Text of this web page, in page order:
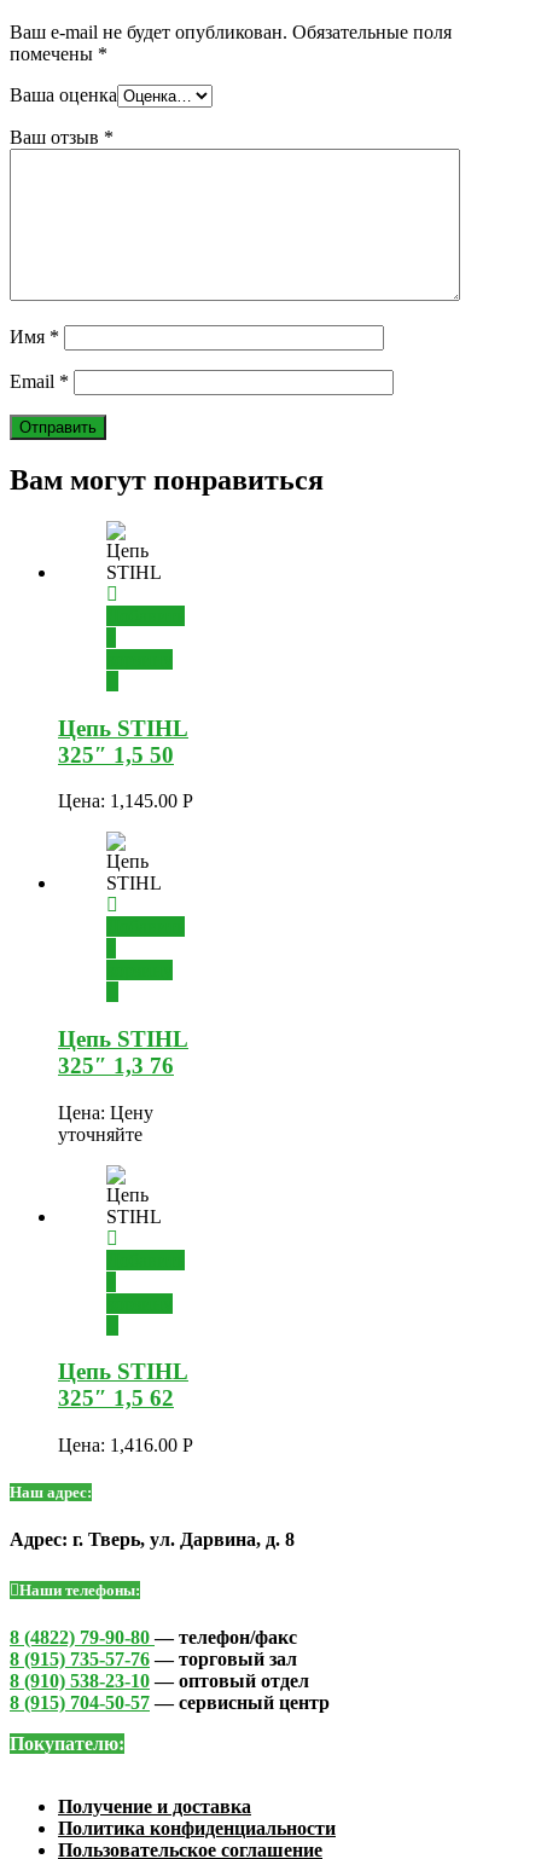
Ваш e-mail не будет опубликован. Обязательные поля
помечены *
Ваша оценка
Ваш отзыв *
Имя *
Email *
Вам могут понравиться
Цепь STIHL
325″ 1,5 50
Цена: 1,145.00 Р
Цепь STIHL
325″ 1,3 76
Цена: Цену
уточняйте
Цепь STIHL
325″ 1,5 62
Цена: 1,416.00 Р
Наш адрес:
Адрес: г. Тверь, ул. Дарвина, д. 8
Наши телефоны:
8 (4822) 79-90-80— телефон/факс
8 (915) 735-57-76— торговый зал
8 (910) 538-23-10— оптовый отдел
8 (915) 704-50-57— сервисный центр
Покупателю:
Получение и доставка
Политика конфиденциальности
Пользовательское соглашение